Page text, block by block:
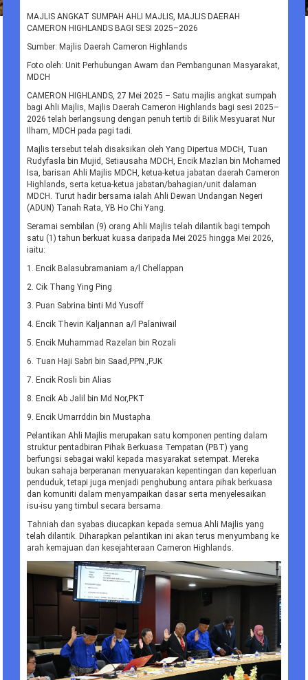
MAJLIS ANGKAT SUMPAH AHLI MAJLIS, MAJLIS DAERAH
CAMERON HIGHLANDS BAGI SESI 2025–2026
Sumber: Majlis Daerah Cameron Highlands
Foto oleh: Unit Perhubungan Awam dan Pembangunan Masyarakat,
MDCH
CAMERON HIGHLANDS, 27 Mei 2025 – Satu majlis angkat sumpah
bagi Ahli Majlis, Majlis Daerah Cameron Highlands bagi sesi 2025–
2026 telah berlangsung dengan penuh tertib di Bilik Mesyuarat Nur
Ilham, MDCH pada pagi tadi.
Majlis tersebut telah disaksikan oleh Yang Dipertua MDCH, Tuan
Rudyfasla bin Mujid, Setiausaha MDCH, Encik Mazlan bin Mohamed
Isa, barisan Ahli Majlis MDCH, ketua-ketua jabatan daerah Cameron
Highlands, serta ketua-ketua jabatan/bahagian/unit dalaman
MDCH. Turut hadir bersama ialah Ahli Dewan Undangan Negeri
(ADUN) Tanah Rata, YB Ho Chi Yang.
Seramai sembilan (9) orang Ahli Majlis telah dilantik bagi tempoh
satu (1) tahun berkuat kuasa daripada Mei 2025 hingga Mei 2026,
iaitu:
1. Encik Balasubramaniam a/l Chellappan
2. Cik Thang Ying Ping
3. Puan Sabrina binti Md Yusoff
4. Encik Thevin Kaljannan a/l Palaniwail
5. Encik Muhammad Razelan bin Rozali
6. Tuan Haji Sabri bin Saad,PPN.,PJK
7. Encik Rosli bin Alias
8. Encik Ab Jalil bin Md Nor,PKT
9. Encik Umarrddin bin Mustapha
Pelantikan Ahli Majlis merupakan satu komponen penting dalam
struktur pentadbiran Pihak Berkuasa Tempatan (PBT) yang
berfungsi sebagai wakil kepada masyarakat setempat. Mereka
bukan sahaja berperanan menyuarakan kepentingan dan keperluan
penduduk, tetapi juga menjadi penghubung antara pihak berkuasa
dan komuniti dalam menyampaikan dasar serta menyelesaikan
isu-isu yang timbul secara bersama.
Tahniah dan syabas diucapkan kepada semua Ahli Majlis yang
telah dilantik. Diharapkan pelantikan ini akan terus menyumbang ke
arah kemajuan dan kesejahteraan Cameron Highlands.